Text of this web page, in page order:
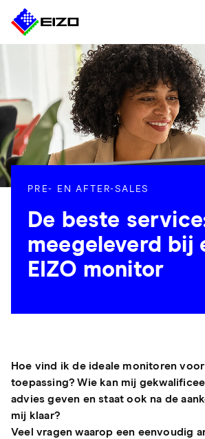
PRE- EN AFTER-SALES
De beste
meegeleverd bij
EIZO monitor
Hoe vind ik de ideale monitoren
toepassing? Wie kan mij
advies geven en staat ook na de
mij klaar?
Veel vragen waarop een eenvoudig